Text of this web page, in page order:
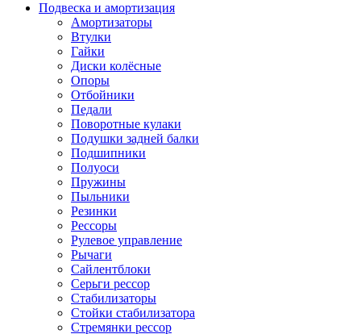
Подвеска и амортизация
Амортизаторы
Втулки
Гайки
Диски колёсные
Опоры
Отбойники
Педали
Поворотные кулаки
Подушки задней балки
Подшипники
Полуоси
Пружины
Пыльники
Резинки
Рессоры
Рулевое управление
Рычаги
Сайлентблоки
Серьги рессор
Стабилизаторы
Стойки стабилизатора
Стремянки рессор